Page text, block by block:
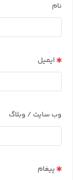
نام
ایمیل
وب سایت / وبلاگ
پیغام